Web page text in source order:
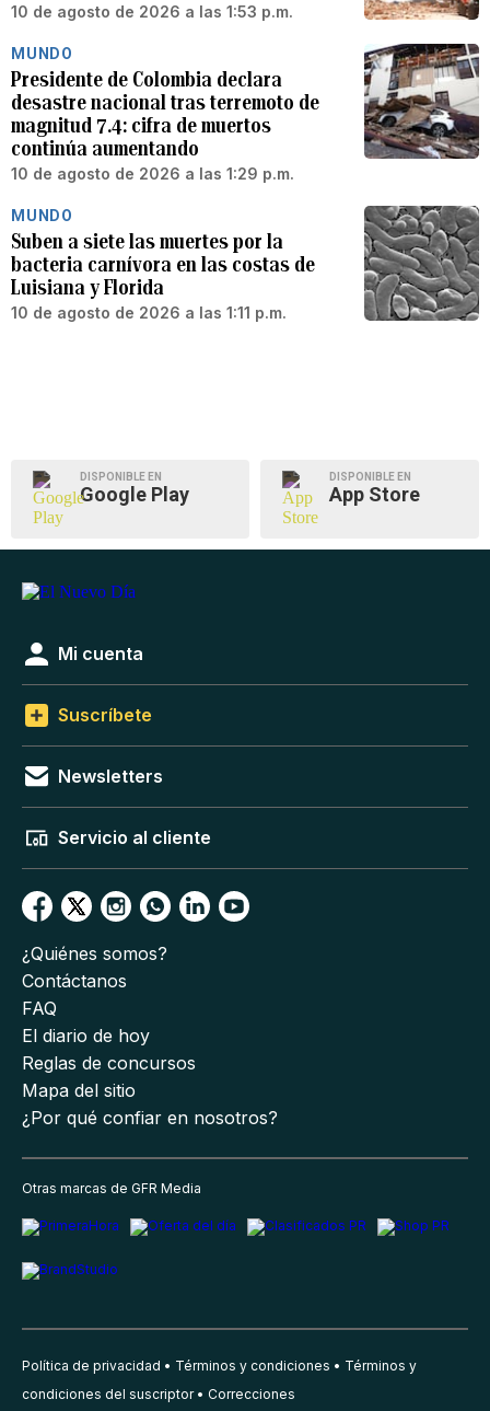
10 de agosto de 2026 a las 1:53 p.m.
MUNDO
Presidente de Colombia declara
desastre nacional tras terremoto de
magnitud 7.4: cifra de muertos
continúa aumentando
10 de agosto de 2026 a las 1:29 p.m.
MUNDO
Suben a siete las muertes por la
bacteria carnívora en las costas de
Luisiana y Florida
10 de agosto de 2026 a las 1:11 p.m.
DISPONIBLE EN
Google Play
DISPONIBLE EN
App Store
Mi cuenta
Suscríbete
Newsletters
Servicio al cliente
¿Quiénes somos?
Contáctanos
FAQ
El diario de hoy
Reglas de concursos
Mapa del sitio
¿Por qué confiar en nosotros?
Otras marcas de GFR Media
Política de privacidad Términos y condiciones
Términos y
condiciones del suscriptor
Correcciones